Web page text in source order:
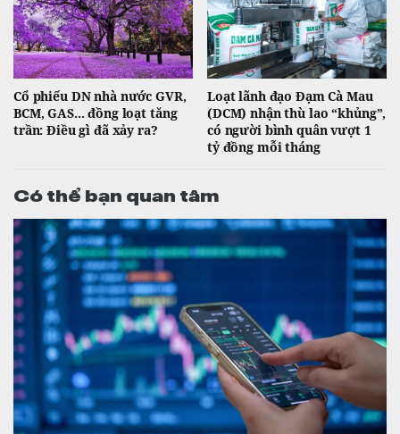
Cổ phiếu DN nhà nước GVR,
BCM, GAS... đồng loạt tăng
trần: Điều gì đã xảy ra?
Loạt lãnh đạo Đạm Cà Mau
(DCM) nhận thù lao “khủng”,
có người bình quân vượt 1
tỷ đồng mỗi tháng
Có thể bạn quan tâm